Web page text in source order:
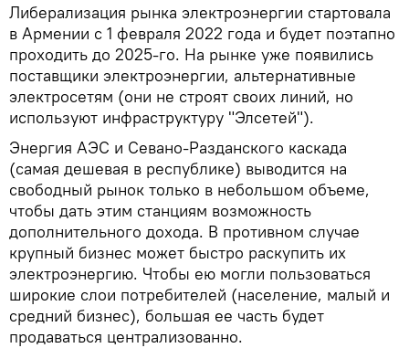
Либерализация рынка электроэнергии стартовала
в Армении с 1 февраля 2022 года и будет поэтапно
проходить до 2025-го. На рынке уже появились
поставщики электроэнергии, альтернативные
электросетям (они не строят своих линий, но
используют инфраструктуру "Элсетей").
Энергия АЭС и Севано-Разданского каскада
(самая дешевая в республике) выводится на
свободный рынок только в небольшом объеме,
чтобы дать этим станциям возможность
дополнительного дохода. В противном случае
крупный бизнес может быстро раскупить их
электроэнергию. Чтобы ею могли пользоваться
широкие слои потребителей (население, малый и
средний бизнес), большая ее часть будет
продаваться централизованно.